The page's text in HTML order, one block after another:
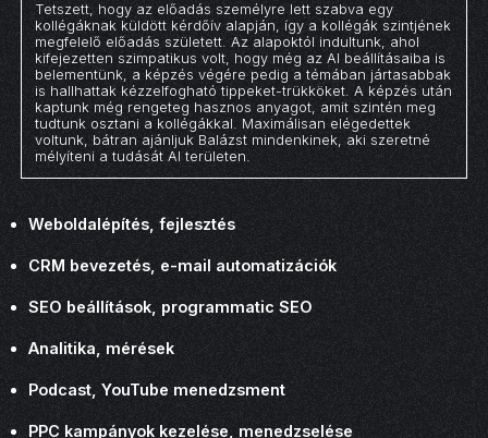
Tetszett, hogy az előadás személyre lett szabva egy
kollégáknak küldött kérdőív alapján, így a kollégák szintjének
megfelelő előadás született. Az alapoktól indultunk, ahol
kifejezetten szimpatikus volt, hogy még az AI beállításaiba is
belementünk, a képzés végére pedig a témában jártasabbak
is hallhattak kézzelfogható tippeket-trükköket. A képzés után
kaptunk még rengeteg hasznos anyagot, amit szintén meg
tudtunk osztani a kollégákkal. Maximálisan elégedettek
voltunk, bátran ajánljuk Balázst mindenkinek, aki szeretné
mélyíteni a tudását AI területen.
Weboldalépítés, fejlesztés
CRM bevezetés, e-mail automatizációk
SEO beállítások, programmatic SEO
Analitika, mérések
Podcast, YouTube menedzsment
PPC kampányok kezelése, menedzselése